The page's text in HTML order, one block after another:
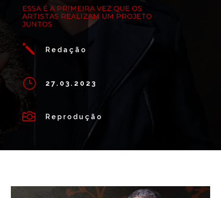
ESSA É A PRIMEIRA VEZ QUE OS
ARTISTAS REALIZAM UM PROJETO
JUNTOS
j Redação
} 27.03.2023
 Reprodução